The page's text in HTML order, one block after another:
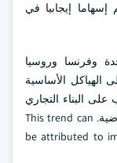
إيجابيا في
وفرنسا وروسيا
الهياكل الأساسية
البناء التجاري
والمؤسسي نموا كبيرا في السنوات القليلة الماضية. This trend can
be attributed to